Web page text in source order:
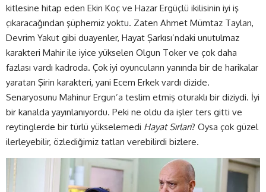
kitlesine hitap eden Ekin Koç ve Hazar Ergüçlü ikilisinin iyi iş
çıkaracağından şüphemiz yoktu. Zaten Ahmet Mümtaz Taylan,
Devrim Yakut gibi duayenler, Hayat Şarkısı’ndaki unutulmaz
karakteri Mahir ile iyice yükselen Olgun Toker ve çok daha
fazlası vardı kadroda. Çok iyi oyuncuların yanında bir de harikalar
yaratan Şirin karakteri, yani Ecem Erkek vardı dizide.
Senaryosunu Mahinur Ergun’a teslim etmiş oturaklı bir diziydi. İyi
bir kanalda yayınlanıyordu. Peki ne oldu da işler ters gitti ve
reytinglerde bir türlü yükselemedi Hayat Sırları? Oysa çok güzel
ilerleyebilir, özlediğimiz tatları verebilirdi bizlere.